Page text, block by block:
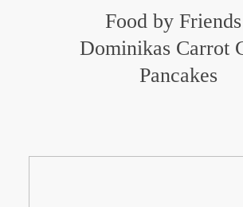
Food by
Dominikas Carrot
Pancakes